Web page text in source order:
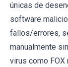
únicas de
software
fallos/errores,
manualmente
virus como